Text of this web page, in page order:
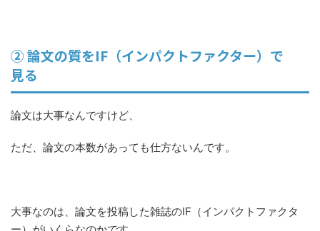
② 論文の質をIF（インパクトファクター）で
見る
論文は大事なんですけど、
ただ、論文の本数があっても仕方ないんです。
大事なのは、論文を投稿した雑誌のIF（インパクトファクタ